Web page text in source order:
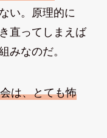
い。原理的に
直ってしまえば
みなのだ。
は、とても怖